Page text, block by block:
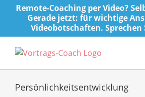
Remote-Coaching per Video?
Gerade jetzt: für wichtige
Videobotschaften. Sprechen
Persönlichkeitsentwicklung